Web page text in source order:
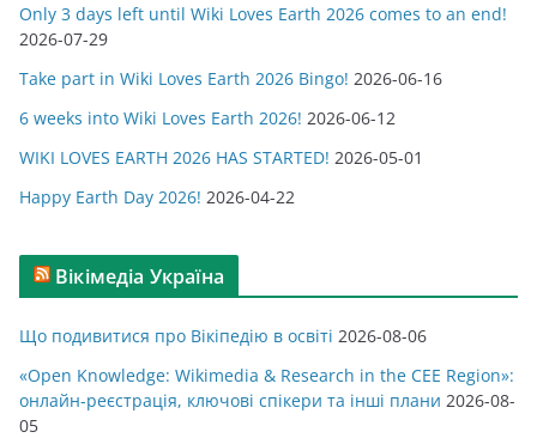
о
р
і
ї
Only 3 days left until Wiki Loves Earth 2026 comes to an end!
2026-07-29
Take part in Wiki Loves Earth 2026 Bingo! 2026-06-16
6 weeks into Wiki Loves Earth 2026! 2026-06-12
WIKI LOVES EARTH 2026 HAS STARTED! 2026-05-01
Happy Earth Day 2026! 2026-04-22
Вікімедіа Україна
Що подивитися про Вікіпедію в освіті 2026-08-06
«Open Knowledge: Wikimedia & Research in the CEE Region»:
онлайн-реєстрація, ключові спікери та інші плани 2026-08-
05